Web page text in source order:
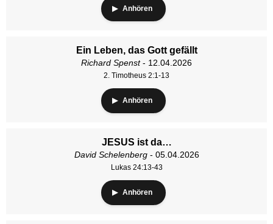
Anhören
Ein Leben, das Gott gefällt
Richard Spenst- 12.04.2026
2. Timotheus 2:1-13
Anhören
JESUS ist da…
David Schelenberg- 05.04.2026
Lukas 24:13-43
Anhören